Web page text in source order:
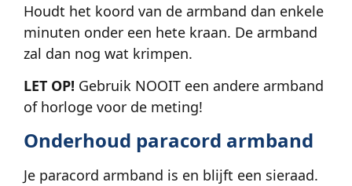
Houdt het koord van de armband dan enkele
minuten onder een hete kraan. De armband
zal dan nog wat krimpen.
LET OP! Gebruik NOOIT een andere armband
of horloge voor de meting!
Onderhoud paracord armband
Je paracord armband is en blijft een sieraad.